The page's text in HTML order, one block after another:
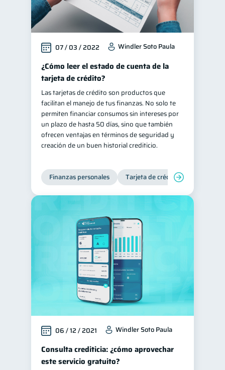
07 / 03 / 2022 Windler Soto Paula
¿Cómo leer el estado de cuenta de la
tarjeta de crédito?
Las tarjetas de crédito son productos que
facilitan el manejo de tus finanzas. No solo te
permiten financiar consumos sin intereses por
un plazo de hasta 50 días, sino que también
ofrecen ventajas en términos de seguridad y
creación de un buen historial crediticio.
Finanzas personales Tarjeta de crédito
06 / 12 / 2021 Windler Soto Paula
Consulta crediticia: ¿cómo aprovechar
este servicio gratuito?